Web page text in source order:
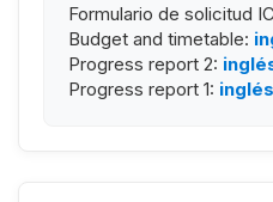
Formulario de solicitud
Budget and timetable:
Progress report 2:
Progress report 1: inglés